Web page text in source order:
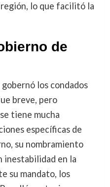
lo que facilitó la
de
los condados
breve, pero
tiene mucha
específicas de
su nombramiento
inestabilidad en la
su mandato, los